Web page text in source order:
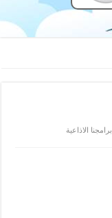
برامجنا الاذاعية